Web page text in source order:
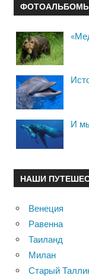
И
НАШИ
Венеция
Равенна
Таиланд
Милан
Старый